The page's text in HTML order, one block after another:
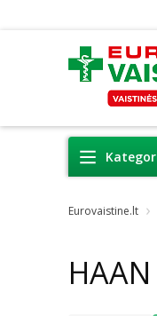
Eurovaistine.lt